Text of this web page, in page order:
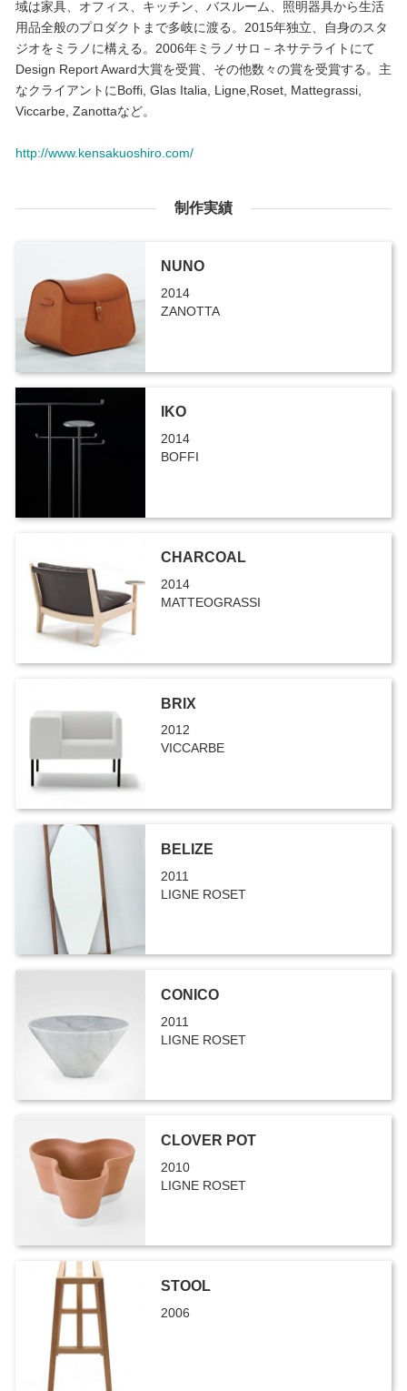
域は家具、オフィス、キッチン、バスルーム、照明器具から生活
用品全般のプロダクトまで多岐に渡る。2015年独立、自身のスタ
ジオをミラノに構える。2006年ミラノサロ－ネサテライトにて
Design Report Award大賞を受賞、その他数々の賞を受賞する。主
なクライアントにBoffi, Glas Italia, Ligne,Roset, Mattegrassi,
Viccarbe, Zanottaなど。
http://www.kensakuoshiro.com/
制作実績
NUNO
2014
ZANOTTA
IKO
2014
BOFFI
CHARCOAL
2014
MATTEOGRASSI
BRIX
2012
VICCARBE
BELIZE
2011
LIGNE ROSET
CONICO
2011
LIGNE ROSET
CLOVER POT
2010
LIGNE ROSET
STOOL
2006